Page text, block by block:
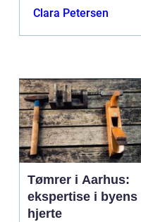
i Birke...
Clara Petersen
Tømrer i Aarhus:
ekspertise i byens
hjerte